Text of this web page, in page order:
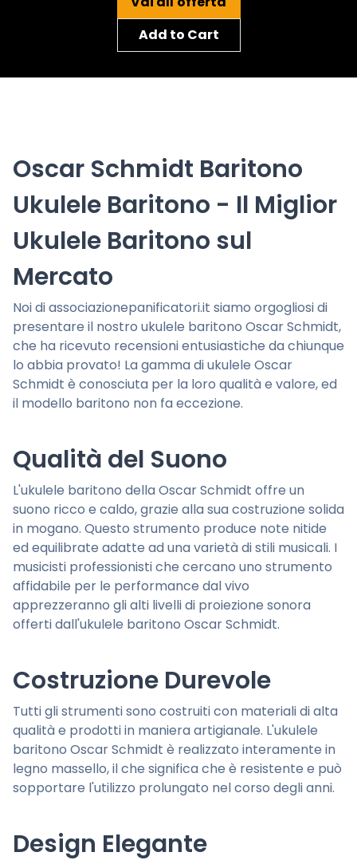
Add to Cart
Oscar Schmidt Baritono
Ukulele Baritono - Il Miglior
Ukulele Baritono sul
Mercato
Noi di associazionepanificatori.it siamo orgogliosi di
presentare il nostro ukulele baritono Oscar Schmidt,
che ha ricevuto recensioni entusiastiche da chiunque
lo abbia provato! La gamma di ukulele Oscar
Schmidt è conosciuta per la loro qualità e valore, ed
il modello baritono non fa eccezione.
Qualità del Suono
L'ukulele baritono della Oscar Schmidt offre un
suono ricco e caldo, grazie alla sua costruzione solida
in mogano. Questo strumento produce note nitide
ed equilibrate adatte ad una varietà di stili musicali. I
musicisti professionisti che cercano uno strumento
affidabile per le performance dal vivo
apprezzeranno gli alti livelli di proiezione sonora
offerti dall'ukulele baritono Oscar Schmidt.
Costruzione Durevole
Tutti gli strumenti sono costruiti con materiali di alta
qualità e prodotti in maniera artigianale. L'ukulele
baritono Oscar Schmidt è realizzato interamente in
legno massello, il che significa che è resistente e può
sopportare l'utilizzo prolungato nel corso degli anni.
Design Elegante